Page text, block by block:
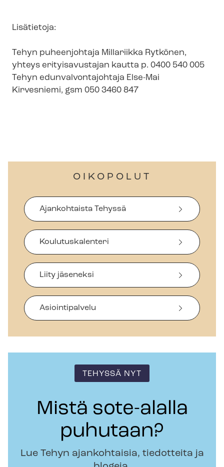
Lisätietoja:
Tehyn puheenjohtaja Millariikka Rytkönen,
yhteys erityisavustajan kautta p. 0400 540 005
Tehyn edun­val­von­ta­joh­ta­ja Else-Mai
Kirvesniemi, gsm 050 3460 847
OIKOPOLUT
Ajankohtaista Tehyssä
Koulutuskalenteri
Liity jäseneksi
Asiointipalvelu
TEHYSSÄ NYT
Mistä sote-alalla
puhutaan?
Lue Tehyn ajankohtaisia, tiedotteita ja